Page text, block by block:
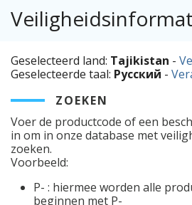
Geselecteerd land: Tajikistan -
Geselecteerde taal: Русский -
ZOEKEN
Voer de productcode of een
in om in onze database met
zoeken.
Voorbeeld:
P- : hiermee worden alle
beginnen met P-